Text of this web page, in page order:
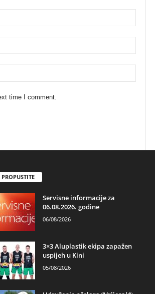
time I comment.
PROPUSTITE
Servisne informacije za
06.08.2026. godine
06/08/2026
3×3 Aluplastik ekipa zapažen
uspijeh u Kini
05/08/2026